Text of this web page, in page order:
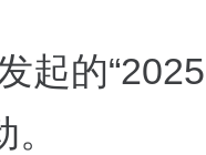
起的